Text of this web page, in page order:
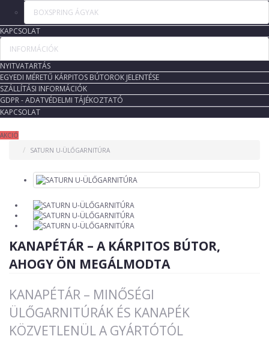
BOXSPRING ÁGYAK
KAPCSOLAT
INFORMÁCIÓK
NYITVATARTÁS
EGYEDI MÉRETŰ KÁRPITOS BÚTOROK JELENTÉSE
SZÁLLÍTÁSI INFORMÁCIÓK
GDPR - ADATVÉDELMI TÁJÉKOZTATÓ
KAPCSOLAT
AKCIÓ
SATURN U-ÜLŐGARNITÚRA
KANAPÉTÁR – A KÁRPITOS BÚTOR,
AHOGY ÖN MEGÁLMODTA
KANAPÉTÁR – MINŐSÉGI
ÜLŐGARNITÚRÁK ÉS KANAPÉK
KÖZVETLENÜL A GYÁRTÓTÓL